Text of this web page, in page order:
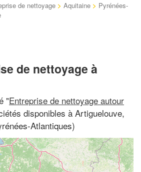
de nettoyage > Aquitaine > Pyrénées-
de nettoyage à
"Entreprise de nettoyage autour
disponibles à Artiguelouve,
Atlantiques)